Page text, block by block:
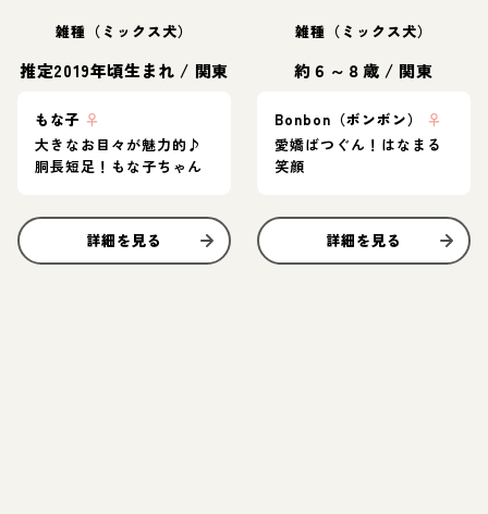
雑種（ミックス犬）
推定2019年頃生まれ / 関東
もな子 ♀
大きなお目々が魅力的♪
胴長短足！もな子ちゃん
詳細を見る
雑種（ミックス犬）
約６～８歳 / 関東
Bonbon（ボンボン）
♀
愛嬌ばつぐん！はなまる
笑顔
詳細を見る